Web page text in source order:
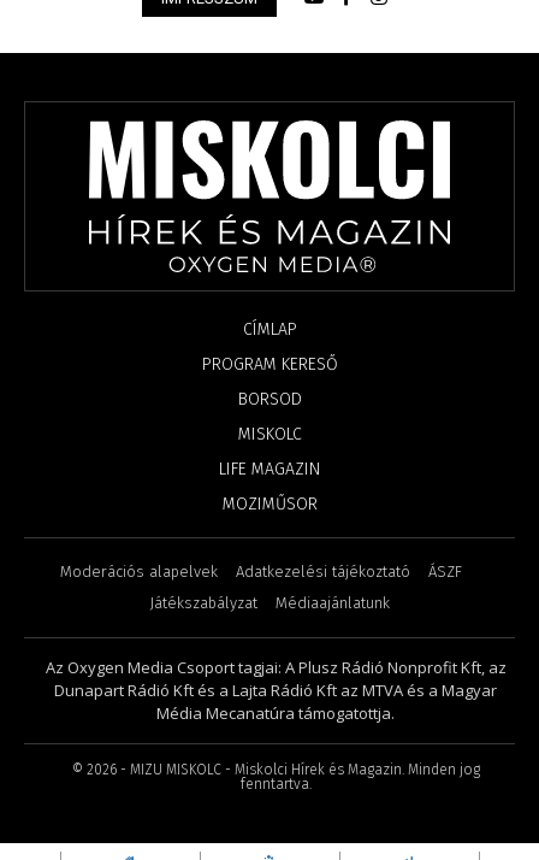
CÍMLAP
PROGRAM KERESŐ
BORSOD
MISKOLC
LIFE MAGAZIN
MOZIMŰSOR
Moderációs alapelvek Adatkezelési tájékoztató
ÁSZF
Játékszabályzat
Médiaajánlatunk
Az Oxygen Media Csoport tagjai: A Plusz Rádió Nonprofit Kft, az
Dunapart Rádió Kft és a Lajta Rádió Kft az MTVA és a Magyar
Média Mecanatúra támogatottja.
© 2026- MIZU MISKOLC - Miskolci Hírek és Magazin. Minden jog
fenntartva.